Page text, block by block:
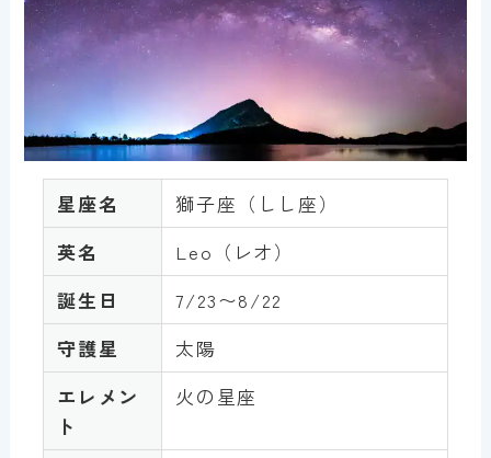
星座名
獅子座（しし座）
英名
Leo（レオ）
誕生日
7/23〜8/22
守護星
太陽
エレメン
ト
火の星座